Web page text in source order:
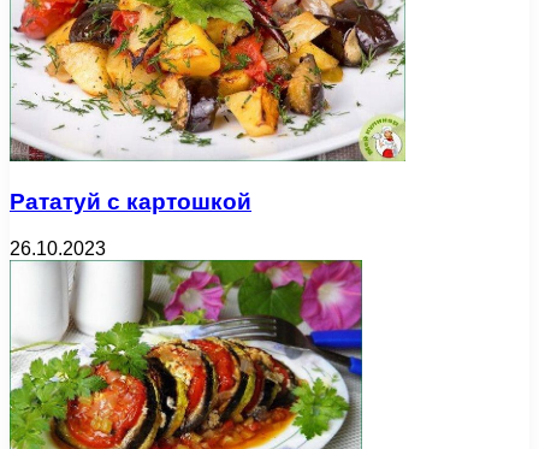
Рататуй с картошкой
26.10.2023